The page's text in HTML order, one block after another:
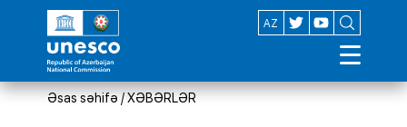
AZ
EN
Əsas səhifə /XƏBƏRLƏR